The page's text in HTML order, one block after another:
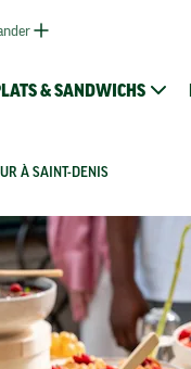
& SANDWICHS
À SAINT-DENIS